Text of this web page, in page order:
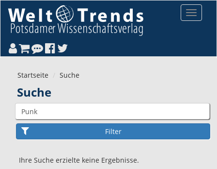
Toggle
Startseite Suche
Suche
Ihre Suche erzielte keine Ergebnisse.